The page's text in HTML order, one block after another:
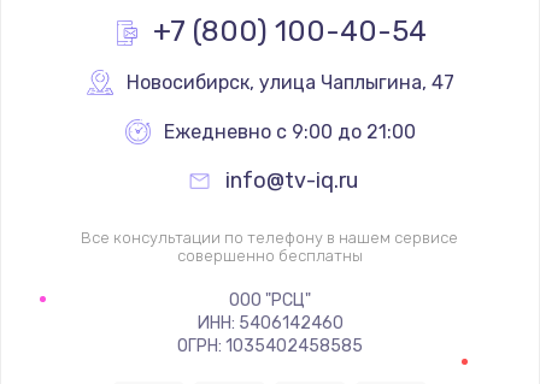
Помехи и искажение звука
Заказать
1400 руб.
Заказать
Восстановление цепи питания, пайка
880 руб.
+7 (800) 100-40-54
Новосибирск, улица Чаплыгина, 47
Ежедневно с 9:00 до 21:00
info@tv-iq.ru
Все консультации по телефону в нашем сервисе
совершенно бесплатны
ООО "РСЦ"
ИНН: 5406142460
ОГРН: 1035402458585